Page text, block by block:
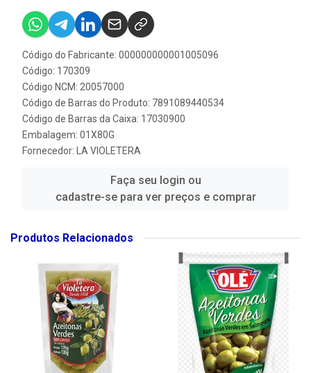
Código do Fabricante: 000000000001005096
Código: 170309
Código NCM: 20057000
Código de Barras do Produto: 7891089440534
Código de Barras da Caixa: 17030900
Embalagem: 01X80G
Fornecedor:
LA VIOLETERA
Faça seu login ou
cadastre-se para ver preços e comprar
Produtos Relacionados